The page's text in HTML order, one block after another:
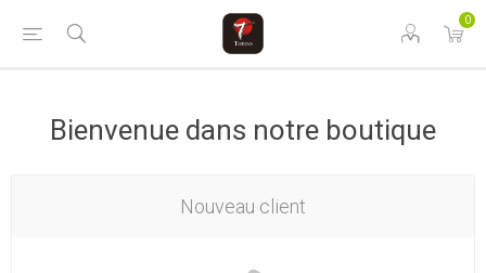
0
Bienvenue dans notre boutique
Nouveau client